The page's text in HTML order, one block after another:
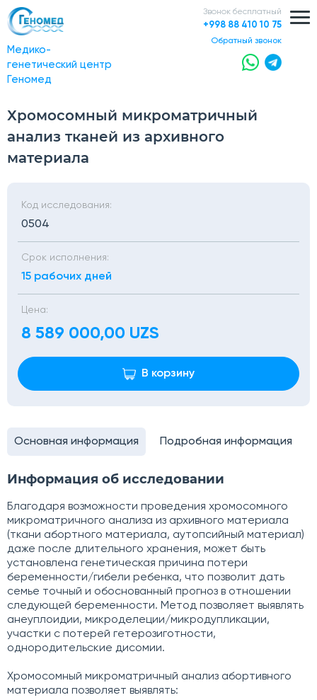
Медико-
генетический центр
Геномед
Звонок бесплатный
+998 88 410 10 75
обратный звонок
Хромосомный микроматричный
анализ тканей из архивного
материала
Основная информация Подробная информация
Информация об исследовании
Благодаря возможности проведения хромосомного
микроматричного анализа из архивного материала
(ткани абортного материала, аутопсийный материал)
даже после длительного хранения, может быть
установлена генетическая причина потери
беременности/гибели ребенка, что позволит дать
семье точный и обоснованный прогноз в отношении
следующей беременности. Метод позволяет выявлять
анеуплоидии, микроделеции/микродупликации,
участки с потерей гетерозиготности,
однородительские дисомии.
Хромосомный микроматричный анализ абортивного
материала позволяет выявлять:
Код исследования:
0504
Срок исполнения:
15 рабочих дней
Цена:
8 589 000,00 UZS
В корзину